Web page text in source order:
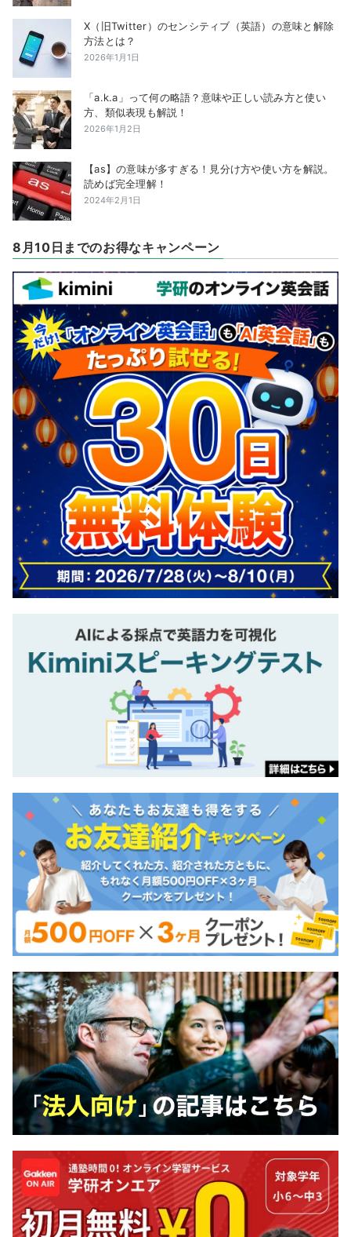
X（旧Twitter）のセンシティブ（英語）の意味と解除
方法とは？
2026年1月1日
「a.k.a」って何の略語？意味や正しい読み方と使い
方、類似表現も解説！
2026年1月2日
【as】の意味が多すぎる！見分け方や使い方を解説。
読めば完全理解！
2024年2月1日
8月10日までのお得なキャンペーン